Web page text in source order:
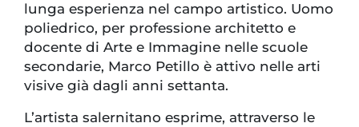
lunga esperienza nel campo artistico. Uomo
poliedrico, per professione architetto e
docente di Arte e Immagine nelle scuole
secondarie, Marco Petillo è attivo nelle arti
visive già dagli anni settanta.
L’artista salernitano esprime, attraverso le